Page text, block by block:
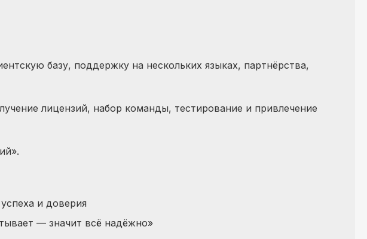
базу, поддержку на нескольких языках, партнёрства,
лицензий, набор команды, тестирование и привлечение
и доверия
— значит всё надёжно»